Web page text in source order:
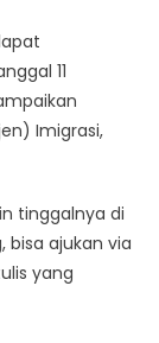
11
Imigrasi,
tinggalnya di
bisa ajukan via
yang